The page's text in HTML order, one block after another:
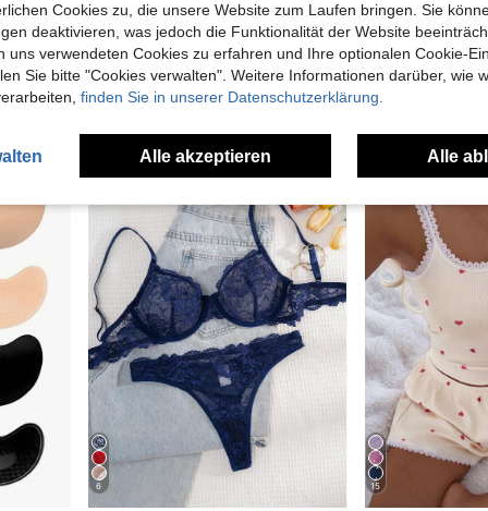
DesireSculpt 2 Stücke/Set Große Größen Spitzen stützender drahtloser Lift- und Formungsbh
in 2-teiliges Set BHs und Bralettes in Übergrößen
6
DUSKBASE Herz- und Wimpern Muster Schleife Vorderseite Pyjama Set
#1 Bestseller
(1000+)
#1 Bestseller
in Familie Damen Nachtwäsche
(1000+)
#1 Bestseller
in Familie Damen Nachtwäsche
(1000+)
(1000+)
9,89€
Napfluff
15,49€
6 15
Cookies zu, die unsere Website zum Laufen bringen. Sie
deaktivieren, was jedoch die Funktionalität der Website
uns verwendeten Cookies zu erfahren und Ihre optionalen Cookie-
Sie bitte "Cookies verwalten". Weitere Informationen darüber, wie
finden Sie in unserer Datenschutzerklärung.
Alle akzeptieren Alle